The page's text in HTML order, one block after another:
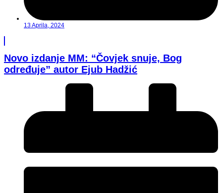
13 Aprila, 2024
Novo izdanje MM: “Čovjek snuje, Bog
određuje” autor Ejub Hadžić